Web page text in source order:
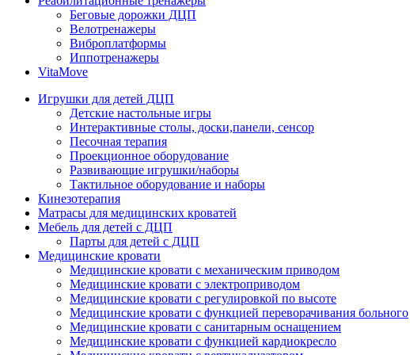
Беговые дорожки ДЦП
Велотренажеры
Виброплатформы
Иппотренажеры
VitaMove
Игрушки для детей ДЦП
Детские настольные игры
Интерактивные столы, доски,панели, сенсор
Песочная терапия
Проекционное оборудование
Развивающие игрушки/наборы
Тактильное оборудование и наборы
Кинезотерапия
Матрасы для медицинских кроватей
Мебель для детей с ДЦП
Парты для детей с ДЦП
Медицинские кровати
Медицинские кровати с механическим приводом
Медицинские кровати с электроприводом
Медицинские кровати с регулировкой по высоте
Медицинские кровати с функцией переворачивания больного
Медицинские кровати с санитарным оснащением
Медицинские кровати с функцией кардиокресло